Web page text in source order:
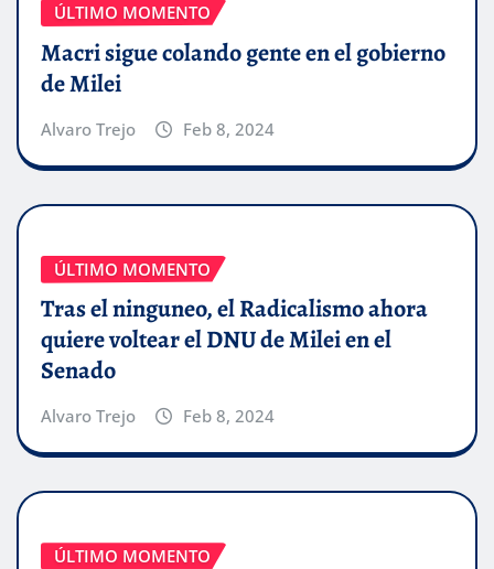
ÚLTIMO MOMENTO
Macri sigue colando gente en el gobierno
de Milei
Alvaro Trejo Feb 8, 2024
ÚLTIMO MOMENTO
Tras el ninguneo, el Radicalismo ahora
quiere voltear el DNU de Milei en el
Senado
Alvaro Trejo Feb 8, 2024
ÚLTIMO MOMENTO